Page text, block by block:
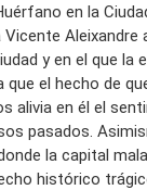
en la
Aleixandre
y en el que la
que el hecho de
alivia en él el
pasados.
la capital
histórico